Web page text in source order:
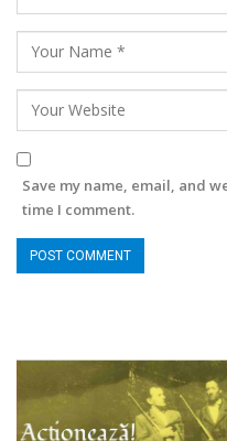
Save my name, email, and
time I comment.